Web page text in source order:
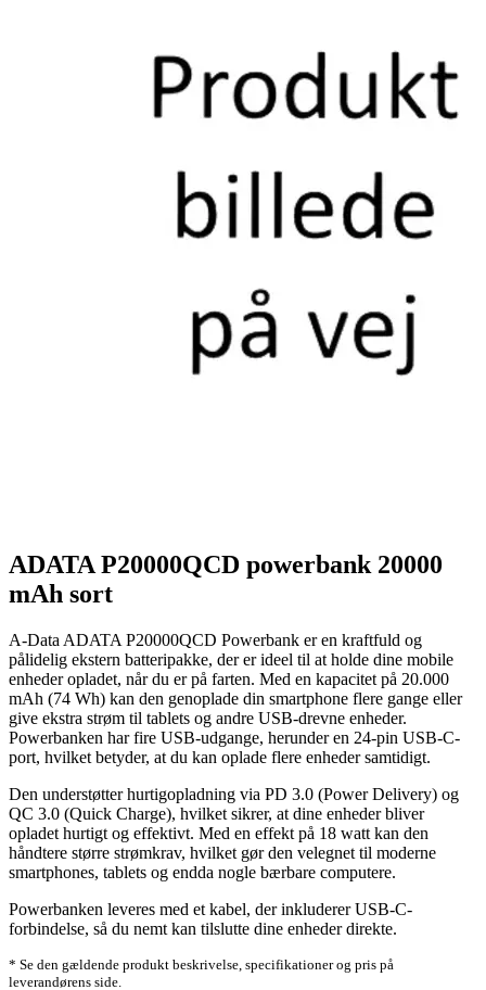
ADATA P20000QCD powerbank 20000
mAh sort
A-Data ADATA P20000QCD Powerbank er en kraftfuld og
pålidelig ekstern batteripakke, der er ideel til at holde dine mobile
enheder opladet, når du er på farten. Med en kapacitet på 20.000
mAh (74 Wh) kan den genoplade din smartphone flere gange eller
give ekstra strøm til tablets og andre USB-drevne enheder.
Powerbanken har fire USB-udgange, herunder en 24-pin USB-C-
port, hvilket betyder, at du kan oplade flere enheder samtidigt.
Den understøtter hurtigopladning via PD 3.0 (Power Delivery) og
QC 3.0 (Quick Charge), hvilket sikrer, at dine enheder bliver
opladet hurtigt og effektivt. Med en effekt på 18 watt kan den
håndtere større strømkrav, hvilket gør den velegnet til moderne
smartphones, tablets og endda nogle bærbare computere.
Powerbanken leveres med et kabel, der inkluderer USB-C-
forbindelse, så du nemt kan tilslutte dine enheder direkte.
* Se den gældende produkt beskrivelse, specifikationer og pris på
leverandørens side.